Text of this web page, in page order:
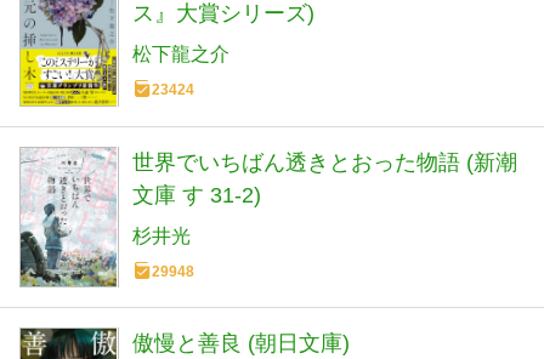
ス』大賞シリーズ)
松下龍之介
23424
世界でいちばん透きとおった物語 (新潮
文庫 す 31-2)
杉井光
29948
傲慢と善良 (朝日文庫)